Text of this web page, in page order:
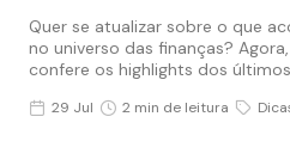
Quer se atualizar sobre o que
no universo das finanças?
confere os highlights dos
29 Jul 2 min de leitura